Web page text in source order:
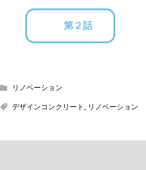
第２話
リノベーション
デザインコンクリート , リノベーション